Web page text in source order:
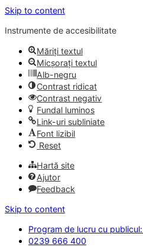
Skip to content
Instrumente de accesibilitate
Măriți textul
Micșorați textul
Alb-negru
Contrast ridicat
Contrast negativ
Fundal luminos
Link-uri subliniate
Font lizibil
Reset
Hartă site
Ajutor
Feedback
Skip to content
Program de lucru cu
0239 666 400